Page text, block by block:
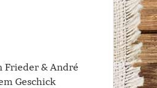
& André
Geschick